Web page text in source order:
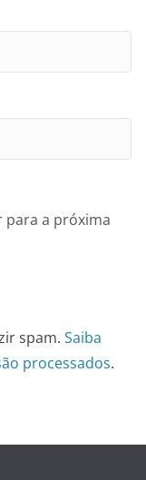
para a próxima
spam. Saiba
processados.